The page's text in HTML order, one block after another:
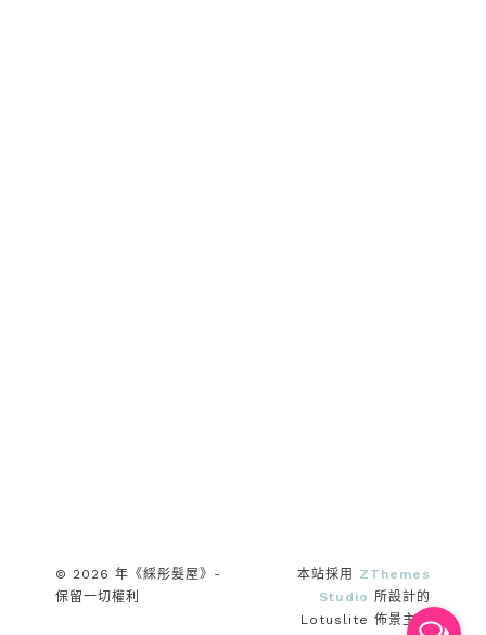
© 2026 年《綵彤髮屋》-
保留一切權利
本站採用 ZThemes
Studio 所設計的
Lotuslite 佈景主題